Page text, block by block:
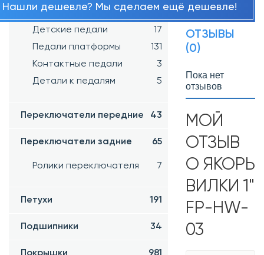
Педали 162
Детские педали
17
Педали платформы
131
Контактные педали
3
Детали к педалям
5
Переключатели передние 43
Переключатели задние 65
Ролики переключателя 7
Петухи 191
Подшипники 34
Нашли дешевле? Мы сделаем ещё дешевле!
ОТЗЫВЫ
(0)
Пока нет
отзывов
МОЙ
ОТЗЫВ
О ЯКОРЬ
ВИЛКИ 1"
FP-HW-
03